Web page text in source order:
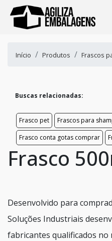
Início Produtos Frascos
Buscas relacionadas:
Frasco pet Frascos para
Frasco conta gotas comprar
Frasco
Desenvolvido para
Soluções Industriais
fabricantes qualificados no